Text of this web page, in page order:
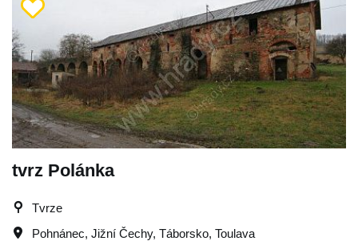
tvrz Polánka
Tvrze
Pohnánec, Jižní Čechy, Táborsko, Toulava